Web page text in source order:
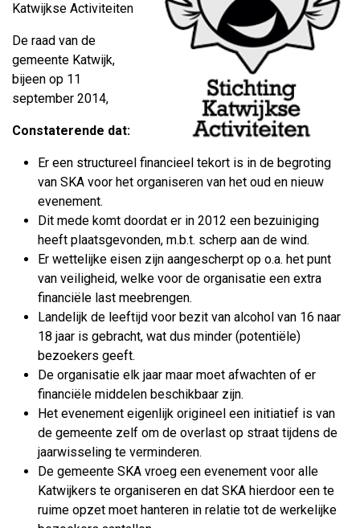
Katwijkse Activiteiten
De raad van de
gemeente Katwijk,
bijeen op 11
september 2014,
Constaterende dat:
Er een structureel financieel tekort is in de begroting
van SKA voor het organiseren van het oud en nieuw
evenement.
Dit mede komt doordat er in 2012 een bezuiniging
heeft plaatsgevonden, m.b.t. scherp aan de wind.
Er wettelijke eisen zijn aangescherpt op o.a. het punt
van veiligheid, welke voor de organisatie een extra
financiële last meebrengen.
Landelijk de leeftijd voor bezit van alcohol van 16 naar
18 jaar is gebracht, wat dus minder (potentiële)
bezoekers geeft.
De organisatie elk jaar maar moet afwachten of er
financiële middelen beschikbaar zijn.
Het evenement eigenlijk origineel een initiatief is van
de gemeente zelf om de overlast op straat tijdens de
jaarwisseling te verminderen.
De gemeente SKA vroeg een evenement voor alle
Katwijkers te organiseren en dat SKA hierdoor een te
ruime opzet moet hanteren in relatie tot de werkelijke